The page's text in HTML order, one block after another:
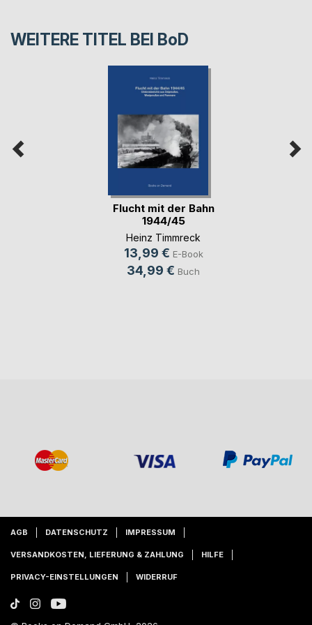
WEITERE TITEL BEI BoD
Flucht mit der Bahn
1944/45
Heinz Timmreck
13,99 € E-Book
34,99 € Buch
AGB DATENSCHUTZ IMPRESSUM
VERSANDKOSTEN, LIEFERUNG & ZAHLUNG HILFE
PRIVACY-EINSTELLUNGEN WIDERRUF